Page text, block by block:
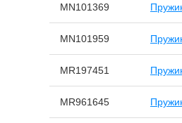
MN101369
MN101959
MR197451
MR961645